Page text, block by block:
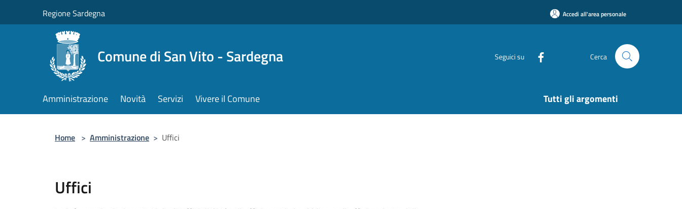
Regione Sardegna Accedi all'area personale
Comune di San Vito - Sardegna Seguici su Cerca
Amministrazione Novità Servizi Vivere il Comune Tutti gli argomenti
Home > Amministrazione > Uffici
Uffici